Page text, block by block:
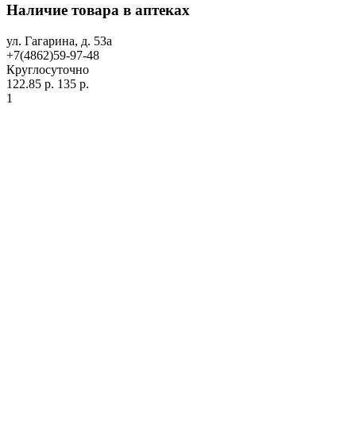
Наличие товара в аптеках
ул. Гагарина, д. 53а
+7(4862)59-97-48
Круглосуточно
122.85 р. 135 р.
1